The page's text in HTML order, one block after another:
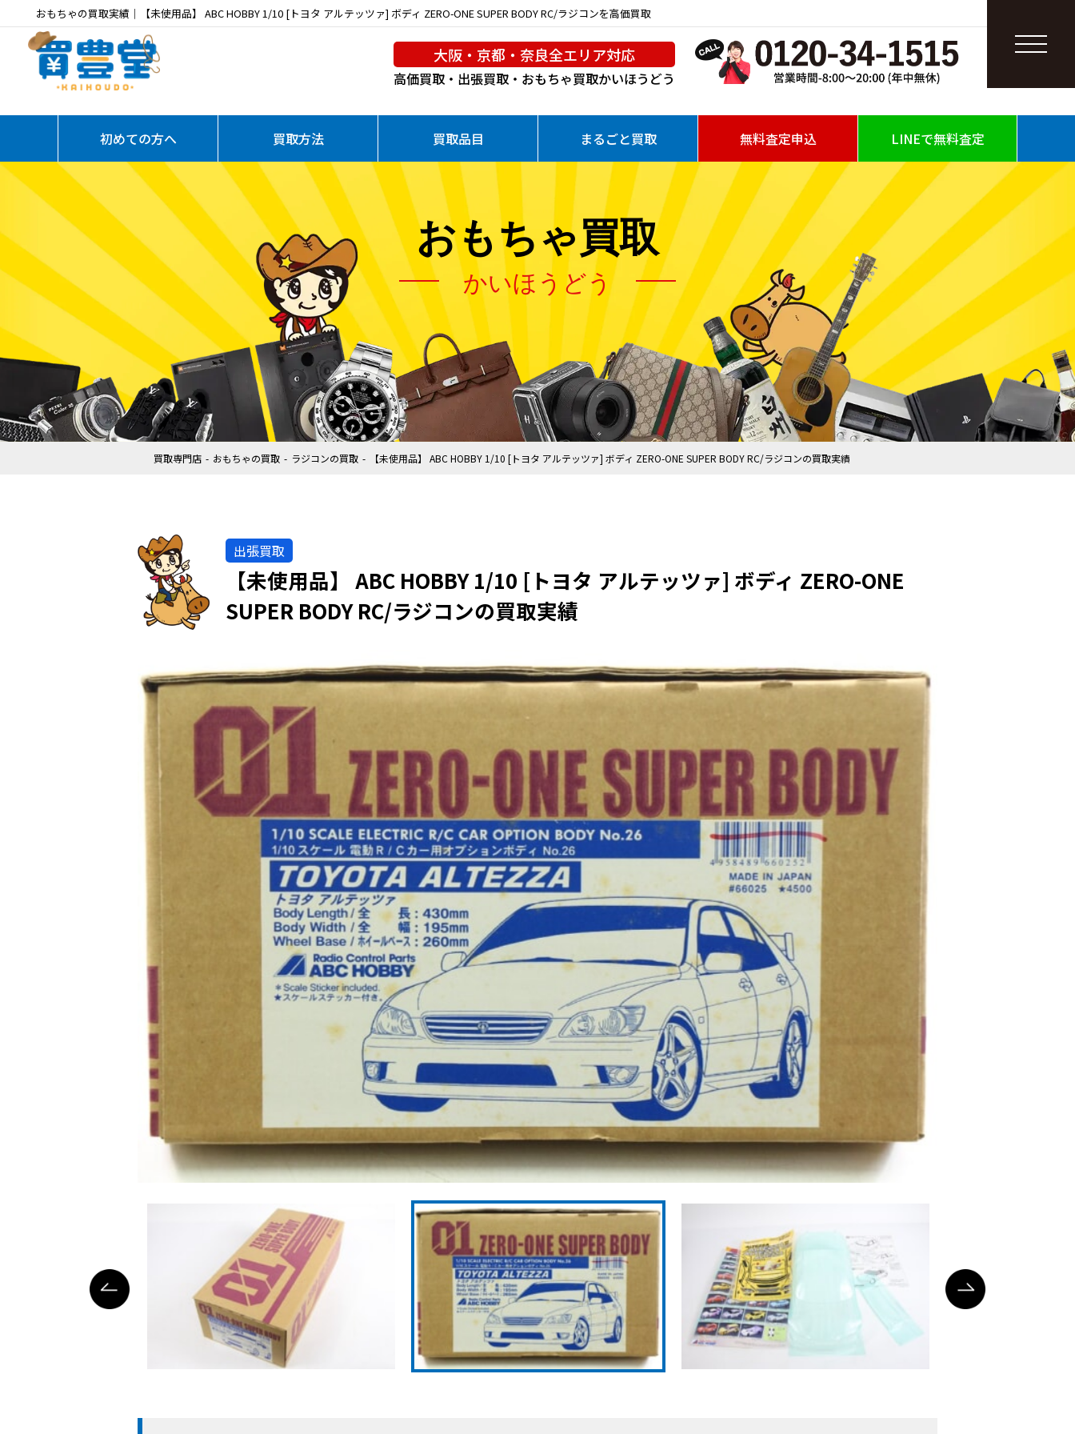
おもちゃの買取実績｜【未使用品】 ABC HOBBY 1/10 [トヨタ アルテッツァ] ボディ ZERO-ONE SUPER BODY RC/ラジコンを高価買取
大阪・京都・奈良全エリア対応
高価買取・出張買取・おもちゃ買取かいほうどう
初めての方へ 買取方法 買取品目 まるごと買取 無料査定申込 LINEで無料査定
おもちゃ買取
かいほうどう
買取専門店 おもちゃの買取 ラジコンの買取 【未使用品】 ABC HOBBY 1/10 [トヨタ アルテッツァ] ボディ ZERO-ONE SUPER BODY RC/ラジコンの買取実績
出張買取
【未使用品】 ABC HOBBY 1/10 [トヨタ アルテッツァ] ボディ ZERO-ONE
SUPER BODY RC/ラジコンの買取実績